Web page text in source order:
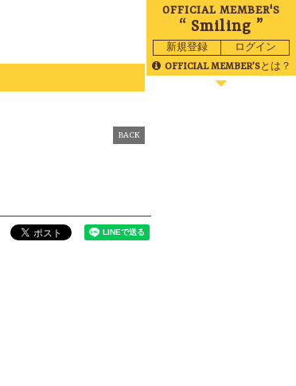
OFFICIAL MEMBER'S
“ Smiling ”
新規登録 ログイン
OFFICIAL MEMBER’Sとは？
BACK